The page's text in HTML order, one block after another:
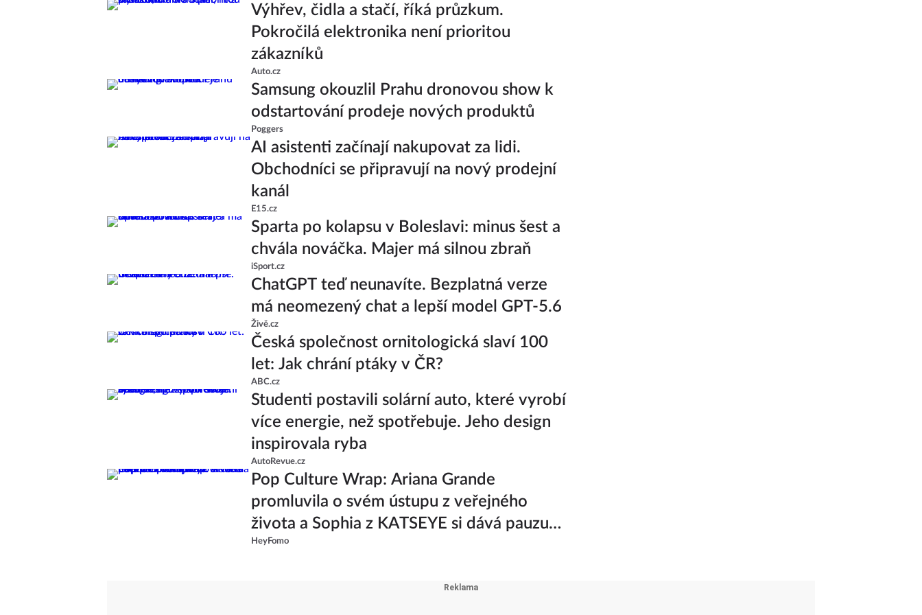
Výhřev, čidla a stačí, říká průzkum.
Pokročilá elektronika není prioritou
zákazníků
Auto.cz
Samsung okouzlil Prahu dronovou show k
odstartování prodeje nových produktů
Poggers
AI asistenti začínají nakupovat za lidi.
Obchodníci se připravují na nový prodejní
kanál
E15.cz
Sparta po kolapsu v Boleslavi: minus šest a
chvála nováčka. Majer má silnou zbraň
iSport.cz
ChatGPT teď neunavíte. Bezplatná verze
má neomezený chat a lepší model GPT-5.6
Živě.cz
Česká společnost ornitologická slaví 100
let: Jak chrání ptáky v ČR?
ABC.cz
Studenti postavili solární auto, které vyrobí
více energie, než spotřebuje. Jeho design
inspirovala ryba
AutoRevue.cz
Pop Culture Wrap: Ariana Grande
promluvila o svém ústupu z veřejného
života a Sophia z KATSEYE si dává pauzu
od skupiny
HeyFomo